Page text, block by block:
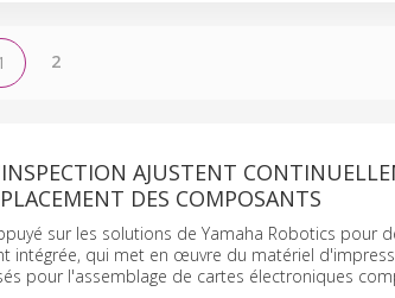
2
AJUSTENT
DES COMPOSANTS
sur les solutions de Yamaha Robotics pour
intégrée, qui met en œuvre du matériel
pour l'assemblage de cartes électroniques